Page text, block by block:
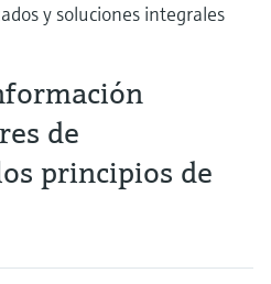
y soluciones integrales
de
principios de